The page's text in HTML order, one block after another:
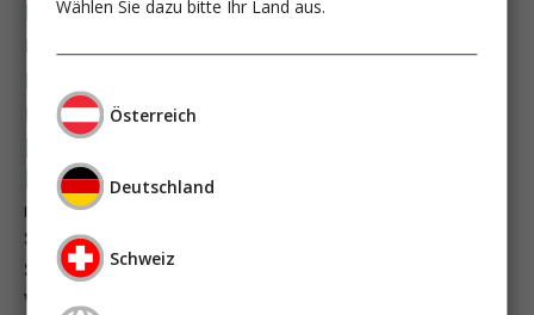
masld metabolische lebererkrankung mikrobiom
multiples myelom
nephro-news
niereninsuffizienz
peg-implantationstechniken
perioperative nierenschädigung
pisces-studie
präzisionstherapie
schluckstörung
septischer schock
vasopressortherapie
Wählen Sie dazu bitte Ihr Land aus.
Österreich
Deutschland
Schweiz